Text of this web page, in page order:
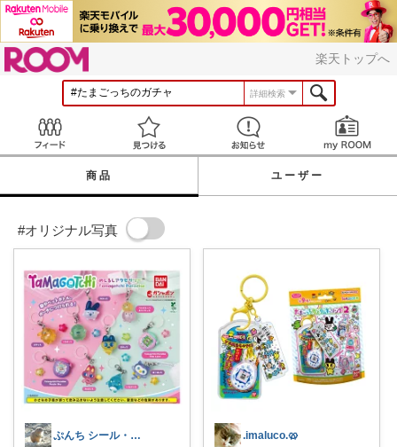
楽天トップへ
詳細検索
見つける お知らせ
商品 ユーザー
#オリジナル写真
ぷんち シール・ファンシー雑貨多め .imaluco.🥨